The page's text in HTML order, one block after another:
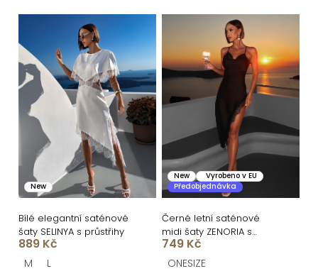
n
í
p
r
o
t
ů
ý
p
i
s
o
d
u
k
New
Bílé elegantní saténové
šaty SELINYA s průstřihy
889 Kč
M L
New
Vyrobeno v EU
Předobjednávka
Černé letní saténové
midi šaty ZENORIA s
krajkou
749 Kč
ONESIZE